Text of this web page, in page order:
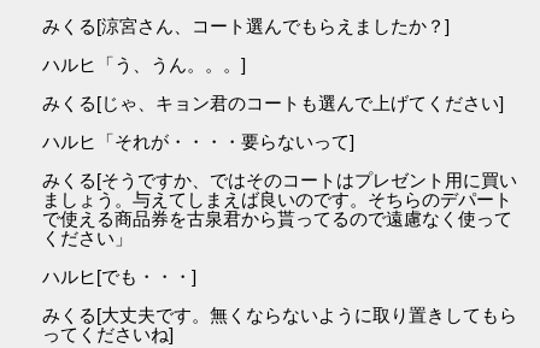
みくる[涼宮さん、コート選んでもらえましたか？]
ハルヒ「う、うん。。。]
みくる[じゃ、キョン君のコートも選んで上げてください]
ハルヒ「それが・・・・要らないって]
みくる[そうですか、ではそのコートはプレゼント用に買い
ましょう。与えてしまえば良いのです。そちらのデパート
で使える商品券を古泉君から貰ってるので遠慮なく使って
ください」
ハルヒ[でも・・・]
みくる[大丈夫です。無くならないように取り置きしてもら
ってくださいね]